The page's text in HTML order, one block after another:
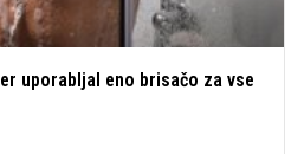
uporabljal eno brisačo za vse